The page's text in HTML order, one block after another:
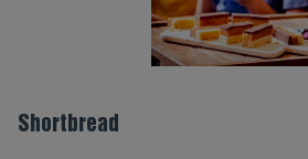
Shortbread